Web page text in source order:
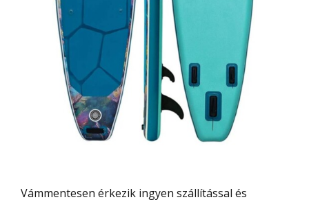
Vámmentesen érkezik ingyen szállítással és